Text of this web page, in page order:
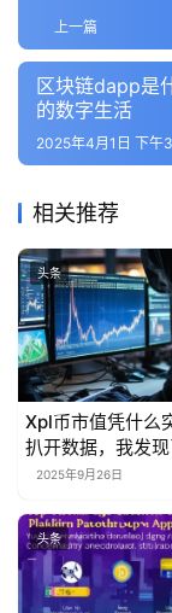
上一篇
区块链dapp是
的数字生活
2025年4月1日 下午
相关推荐
头条
Xpl币市值凭什么
扒开数据，我发现
业秘密
2025年9月26日
头条